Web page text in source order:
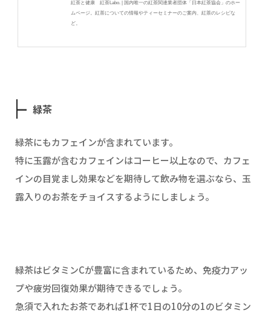
紅茶と健康 紅茶Labo. | 国内唯一の紅茶関連業者団体「日本紅茶協会」のホー
ムページ。紅茶についての情報やティーセミナーのご案内、紅茶のレシピな
ど。
緑茶
緑茶にもカフェインが含まれています。
特に玉露が含むカフェインはコーヒー以上なので、カフェ
インの目覚まし効果などを期待して飲み物を選ぶなら、玉
露入りのお茶をチョイスするようにしましょう。
緑茶はビタミンCが豊富に含まれているため、免疫力アッ
プや疲労回復効果が期待できるでしょう。
急須で入れたお茶であれば1杯で1日の10分の1のビタミン